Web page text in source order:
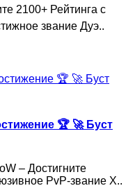
2100+ Рейтинга с
звание Дуэ..
🏆 🚀 Буст
– Достигните
PvP-звание Х..